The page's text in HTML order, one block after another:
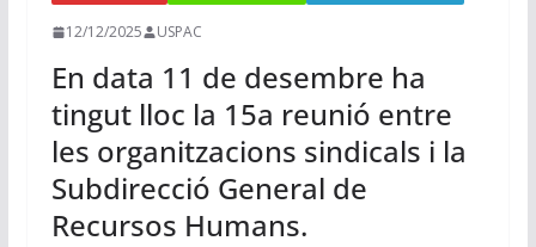
12/12/2025 USPAC
En data 11 de desembre ha
tingut lloc la 15a reunió entre
les organitzacions sindicals i la
Subdirecció General de
Recursos Humans.